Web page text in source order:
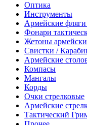
Оптика
Инструменты
Армейские
Фонари
Жетоны
Свистки /
Армейские
Компасы
Мангалы
Корды
Очки стрелковые
Армейские
Тактический